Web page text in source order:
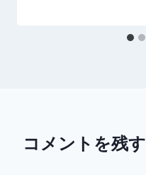
コメントを残す